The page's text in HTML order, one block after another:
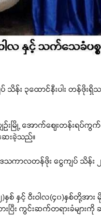
န်း ၃ထောင်နီးပါး တန်ဖိုးရှိ
းမြို့ အောက်ဈေးတန်းရပ်ကွက်တွ
ေးခဲ့သည်။
(ဒေသကာလတန်ဖိုး ငွေကျပ် သိ
နှင့် ဝီးဝါလ(၄၀)နှစ်တို့အား မို
းပြီး ကွင်းဆက်တရားခံမျ